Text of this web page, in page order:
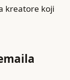
kreatore koji